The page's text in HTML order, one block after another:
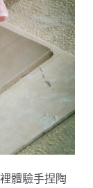
體驗手捏陶